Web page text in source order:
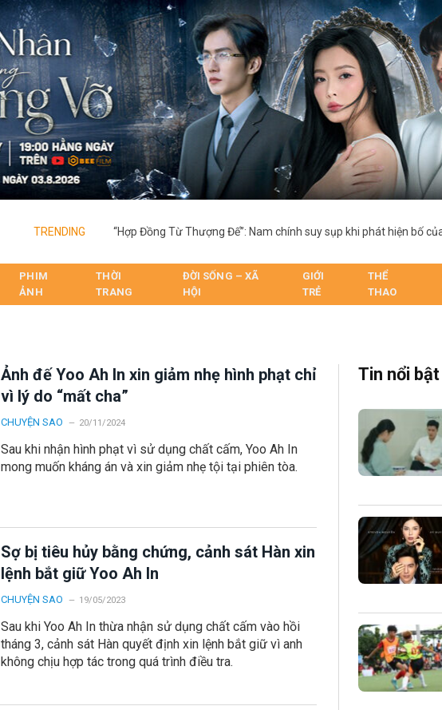
TRENDING
PHIM
ẢNH
THỜI
TRANG
ĐỜI SỐNG – XÃ
HỘI
GIỚI
TRẺ
THỂ
THAO
Ảnh đế Yoo Ah In xin giảm nhẹ hình phạt chỉ
vì lý do “mất cha”
CHUYỆN SAO 20/11/2024
Sau khi nhận hình phạt vì sử dụng chất cấm, Yoo Ah In
mong muốn kháng án và xin giảm nhẹ tội tại phiên tòa.
Sợ bị tiêu hủy bằng chứng, cảnh sát Hàn xin
lệnh bắt giữ Yoo Ah In
CHUYỆN SAO 19/05/2023
Sau khi Yoo Ah In thừa nhận sử dụng chất cấm vào hồi
tháng 3, cảnh sát Hàn quyết định xin lệnh bắt giữ vì anh
không chịu hợp tác trong quá trình điều tra.
Tin nổi bật